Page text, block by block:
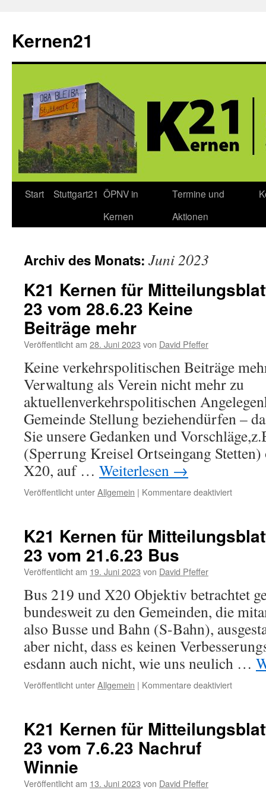
springen
Kernen21
Start Stuttgart21 ÖPNV in
Kernen
Termine und
Aktionen
Archiv des Monats: Juni 2023
K21 Kernen für
23 vom 28.6.23 Keine
Beiträge mehr
Veröffentlicht am 28. Juni 2023 von David Pfeffer
Keine verkehrspolitischen Beiträge
Verwaltung als Verein nicht mehr zu
aktuellenverkehrspolitischen
Gemeinde Stellung beziehendürfen –
Sie unsere Gedanken und
(Sperrung Kreisel Ortseingang
X20, auf … Weiterlesen →
Veröffentlicht unterAllgemein | Kommentare deaktiviertfür
vom
28.6.23
Beiträge
mehr
K21 Kernen für
23 vom 21.6.23 Bus
Veröffentlicht am 19. Juni 2023 von David Pfeffer
Bus 219 und X20 Objektiv betrachtet
bundesweit zu den Gemeinden, die
also Busse und Bahn (S-Bahn),
aber nicht, dass es keinen
esdann auch nicht, wie uns neulich …
Veröffentlicht unterAllgemein | Kommentare deaktiviertfür
K21 Kernen für
23 vom 7.6.23 Nachruf
Winnie
Veröffentlicht am 13. Juni 2023 von David Pfeffer